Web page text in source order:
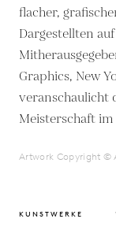
flacher,
Dargestellten
Graphics, New
veranschaulicht
Meisterschaft
Artwork Copyright ©
KUNSTWERKE